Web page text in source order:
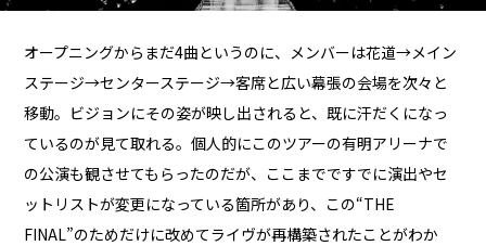
オープニングからまだ4曲というのに、メンバーは花道→メイン
ステージ→センターステージ→客席と広い幕張の会場を次々と
移動。ビジョンにその姿が映し出されると、既に汗だくになっ
ているのが見て取れる。個人的にこのツアーの有明アリーナで
の公演も観させてもらったのだが、ここまでですでに演出やセ
ットリストが変更になっている箇所があり、この“THE
FINAL”のためだけに改めてライヴが再構築されたことがわか